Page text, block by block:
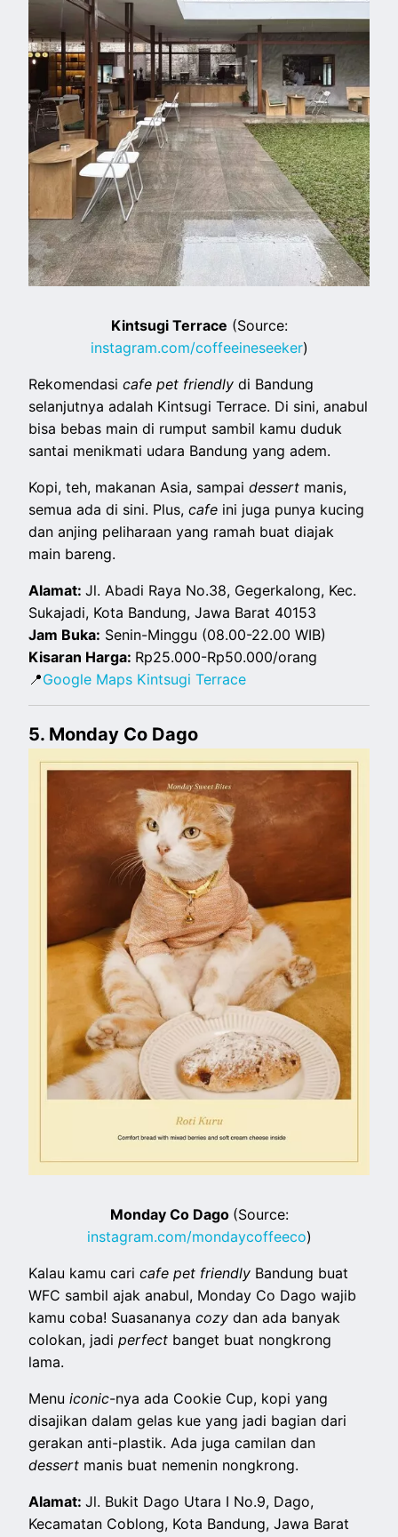
Kintsugi Terrace (Source:
instagram.com/coffeeineseeker)
Rekomendasicafe pet friendly di Bandung
selanjutnya adalah Kintsugi Terrace. Di sini, anabul
bisa bebas main di rumput sambil kamu duduk
santai menikmati udara Bandung yang adem.
Kopi, teh, makanan Asia, sampaidessert manis,
semua ada di sini. Plus,cafe ini juga punya kucing
dan anjing peliharaan yang ramah buat diajak
main bareng.
Alamat:Jl. Abadi Raya No.38, Gegerkalong, Kec.
Sukajadi, Kota Bandung, Jawa Barat 40153
Jam Buka: Senin-Minggu (08.00-22.00 WIB)
Kisaran Harga: Rp25.000-Rp50.000/orang
📍Google Maps Kintsugi Terrace
5. Monday Co Dago
Monday Co Dago (Source:
instagram.com/mondaycoffeeco)
Kalau kamu cari cafe pet friendly Bandung buat
WFC sambil ajak anabul, Monday Co Dago wajib
kamu coba! Suasananyacozy dan ada banyak
colokan, jadiperfect banget buat nongkrong
lama.
Menuiconic-nya ada Cookie Cup, kopi yang
disajikan dalam gelas kue yang jadi bagian dari
gerakan anti-plastik. Ada juga camilan dan
dessert manis buat nemenin nongkrong.
Alamat:Jl. Bukit Dago Utara I No.9, Dago,
Kecamatan Coblong, Kota Bandung, Jawa Barat